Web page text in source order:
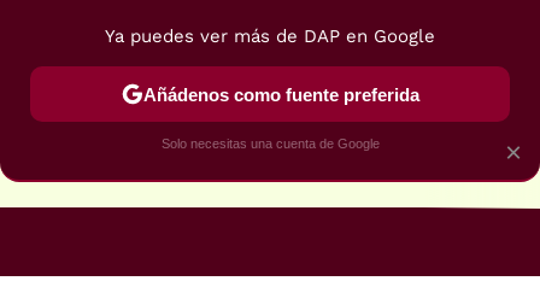
×
Ya puedes ver más de DAP en Google
Añádenos como fuente preferida
Solo necesitas una cuenta de Google